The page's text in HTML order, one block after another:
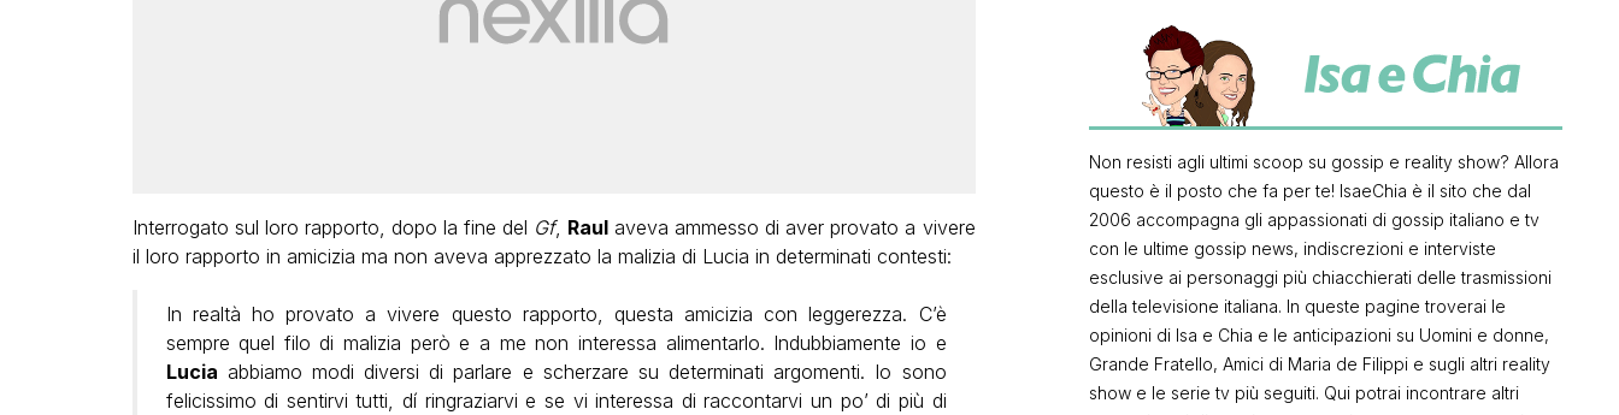
Interrogato sul loro rapporto, dopo la fine del Gf, Raul aveva ammesso di aver provato a vivere
il loro rapporto in amicizia ma non aveva apprezzato la malizia di Lucia in determinati contesti:
In realtà ho provato a vivere questo rapporto, questa amicizia con leggerezza. C’è
sempre quel filo di malizia però e a me non interessa alimentarlo. Indubbiamente io e
Lucia abbiamo modi diversi di parlare e scherzare su determinati argomenti. Io sono
felicissimo di sentirvi tutti, dí ringraziarvi e se vi interessa di raccontarvi un po’ di più di
Non resisti agli ultimi scoop su gossip e reality show? Allora
questo è il posto che fa per te! IsaeChia è il sito che dal
2006 accompagna gli appassionati di gossip italiano e tv
con le ultime gossip news, indiscrezioni e interviste
esclusive ai personaggi più chiacchierati delle trasmissioni
della televisione italiana. In queste pagine troverai le
opinioni di Isa e Chia e le anticipazioni su Uomini e donne,
Grande Fratello, Amici di Maria de Filippi e sugli altri reality
show e le serie tv più seguiti. Qui potrai incontrare altri